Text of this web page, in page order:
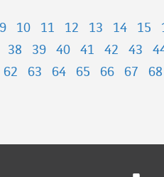
9 10 11 12 13 14 15
38 39 40 41 42 43
62 63 64 65 66 67 68